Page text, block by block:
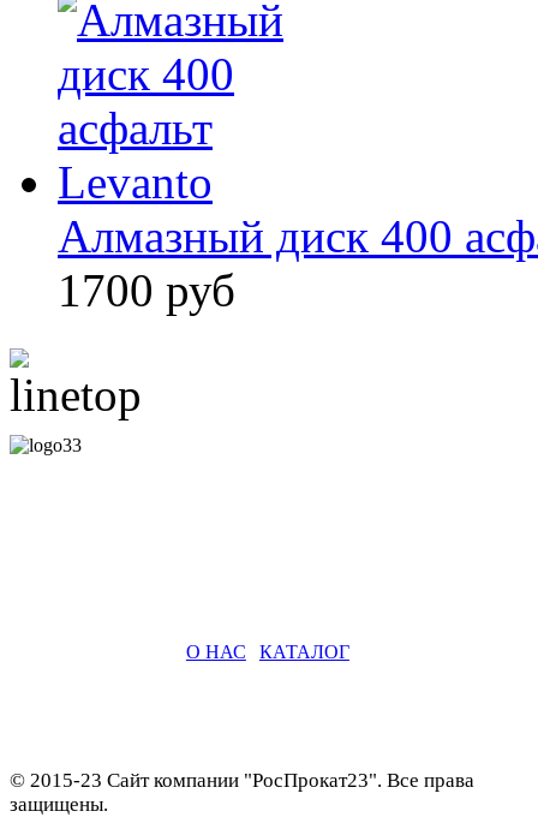
Алмазный диск 400
1700 руб
О НАС КАТАЛОГ
© 2015-23 Сайт компании "РосПрокат23". Все права
защищены.